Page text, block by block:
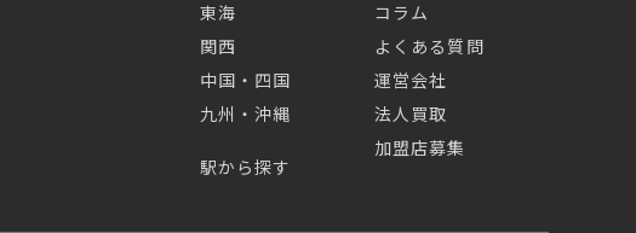
東海
関西
中国・四国
九州・沖縄
駅から探す
コラム
よくある質問
運営会社
法人買取
加盟店募集